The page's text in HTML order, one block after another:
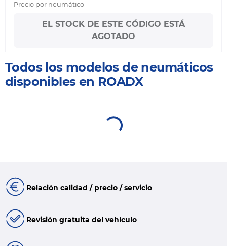
Precio por neumático
EL STOCK DE ESTE CÓDIGO ESTÁ
AGOTADO
Todos los modelos de neumáticos
disponibles en ROADX
Relación calidad / precio / servicio
Revisión gratuita del vehículo